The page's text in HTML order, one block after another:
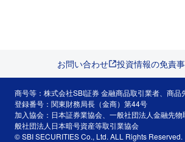
お問い合わせ 投資情報の免責
商号等：株式会社SBI証券 金融商品取引業者、商品
登録番号：関東財務局長（金商）第44号
加入協会：日本証券業協会、一般社団法人金融先
般社団法人日本暗号資産等取引業協会
© SBI SECURITIES Co., Ltd. ALL Rights Reserved.